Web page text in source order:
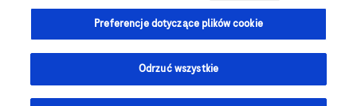
Wszystkie lokalizacje
Skontaktuj się z nami
Preferencje dotyczące plików cookie
Odrzuć wszystkie